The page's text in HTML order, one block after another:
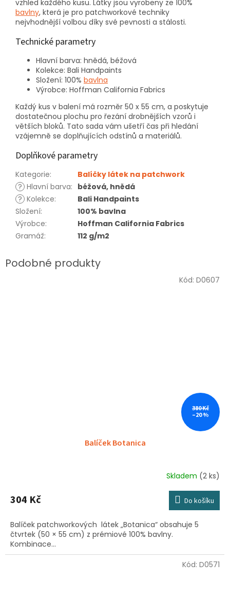
vzhled každého kusu. Látky jsou vyrobeny ze 100%
bavlny, která je pro patchworkové techniky
nejvhodnější volbou díky své pevnosti a stálosti.
Technické parametry
Hlavní barva: hnědá, béžová
Kolekce: Bali Handpaints
Složení: 100% bavlna
Výrobce: Hoffman California Fabrics
Každý kus v balení má rozměr 50 x 55 cm, a poskytuje
dostatečnou plochu pro řezání drobnějších vzorů i
větších bloků. Tato sada vám ušetří čas při hledání
vzájemně se doplňujících odstínů a materiálů.
Doplňkové parametry
Kategorie:
Balíčky látek na patchwork
? Hlavní barva: béžová, hnědá
? Kolekce:
Bali Handpaints
Složení:
100% bavlna
Výrobce:
Hoffman California Fabrics
Gramáž: 112 g/m2
380 Kč
–20 %
Balíček Botanica
Skladem (2 ks)
304 Kč Do košíku
Balíček patchworkových látek „Botanica“ obsahuje 5
čtvrtek (50 × 55 cm) z prémiové 100% bavlny.
Kombinace...
Kód: D0607
Kód: D0571